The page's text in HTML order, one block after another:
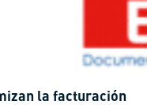
la facturación